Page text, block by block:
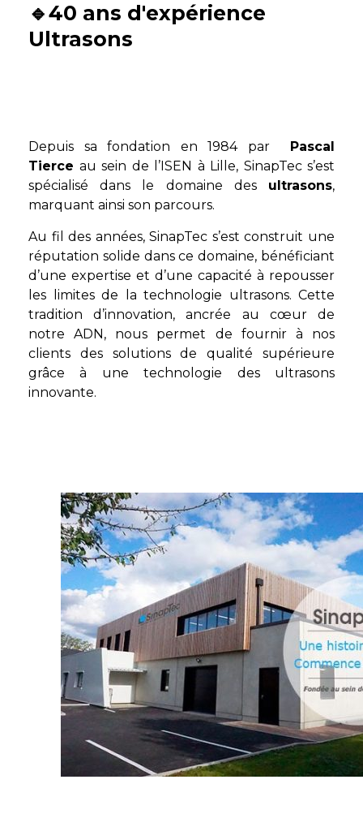
🔹40 ans d'expérience
Ultrasons
Depuis sa fondation en 1984 par Pascal
Tierce au sein de l’ISEN à Lille, SinapTec s’est
spécialisé dans le domaine des ultrasons,
marquant ainsi son parcours.
Au fil des années, SinapTec s’est construit une
réputation solide dans ce domaine, bénéficiant
d’une expertise et d’une capacité à repousser
les limites de la technologie ultrasons. Cette
tradition d’innovation, ancrée au cœur de
notre ADN, nous permet de fournir à nos
clients des solutions de qualité supérieure
grâce à une technologie des ultrasons
innovante.